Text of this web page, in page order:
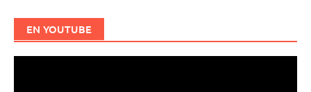
EN YOUTUBE